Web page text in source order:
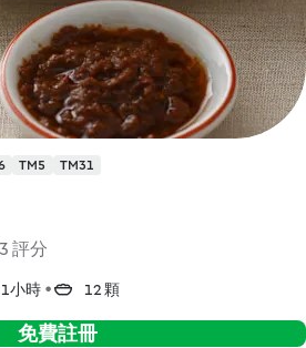
TM5 TM31
評分
小時 12 顆
免費註冊